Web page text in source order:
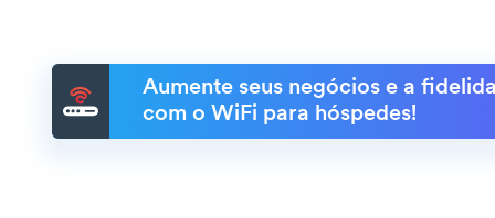
Aumente seus negócios e a
com o WiFi para hóspedes!